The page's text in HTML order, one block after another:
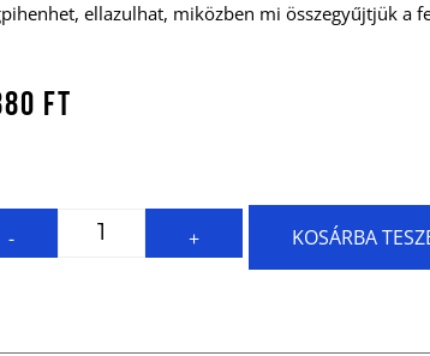
ellazulhat, miközben mi összegyűjtjük a
Ft
- + KOSÁRBA